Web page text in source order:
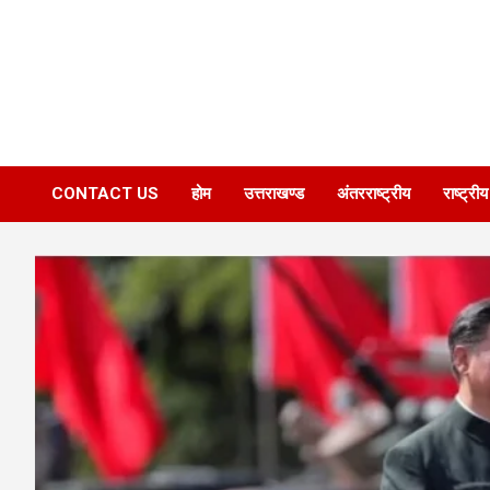
CONTACT US होम उत्तराखण्ड अंतरराष्ट्रीय राष्ट्रीय